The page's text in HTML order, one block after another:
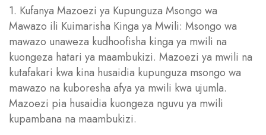
1. Kufanya Mazoezi ya Kupunguza Msongo wa
Mawazo ili Kuimarisha Kinga ya Mwili: Msongo wa
mawazo unaweza kudhoofisha kinga ya mwili na
kuongeza hatari ya maambukizi. Mazoezi ya mwili na
kutafakari kwa kina husaidia kupunguza msongo wa
mawazo na kuboresha afya ya mwili kwa ujumla.
Mazoezi pia husaidia kuongeza nguvu ya mwili
kupambana na maambukizi.